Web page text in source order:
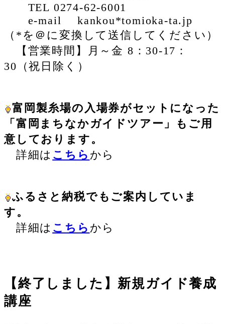
TEL 0274-62-6001
e-mail kankou*tomioka-ta.jp
（*を＠に変換して送信してください）
【営業時間】月～金 8：30-17：
30（祝日除く）
富岡製糸場の入場券がセットになった
「富岡まちなかガイドツアー」もご用
意しております。
詳細は こちら から
ふるさと納税でもご案内していま
す。
詳細は こちら から
【終了しました】新規ガイド養成
講座